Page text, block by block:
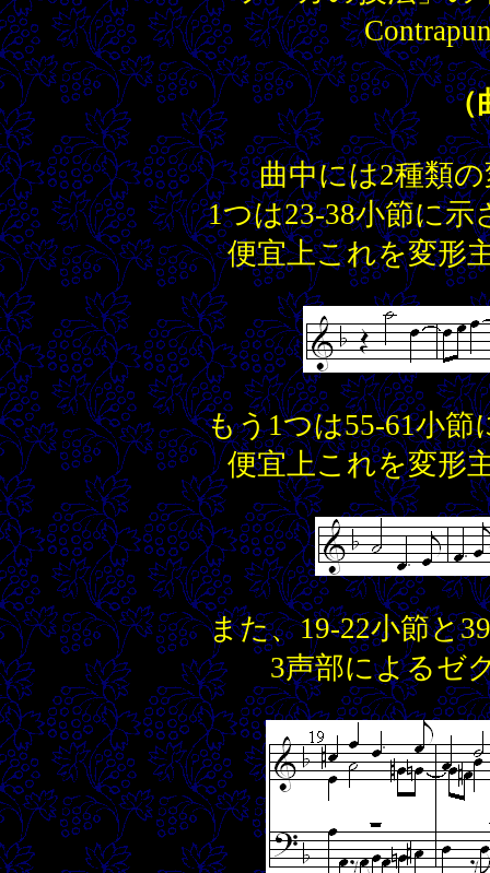
（
曲中には2種類
1つは23-38小節に
便宜上これを変形
もう1つは55-61小
便宜上これを変形
また、19-22小節と
3声部によるゼ